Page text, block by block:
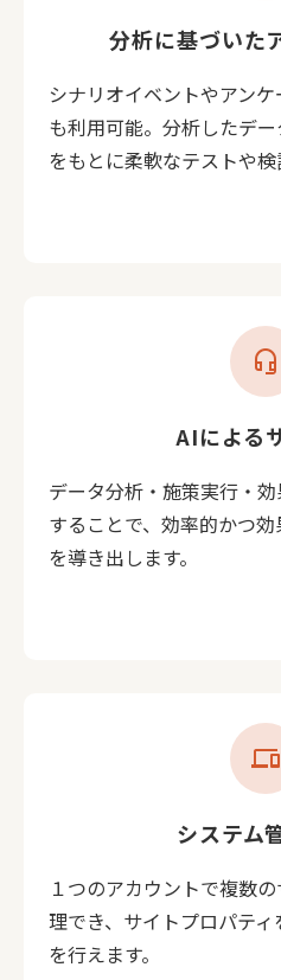
分析に基づいた
シナリオイベントやアン
も利用可能。分析したデ
をもとに柔軟なテストや検
headset_mic
AIによる
データ分析・施策実行・
することで、効率的かつ
を導き出します。
devices
システム
１つのアカウントで複数
理でき、サイトプロパテ
を行えます。